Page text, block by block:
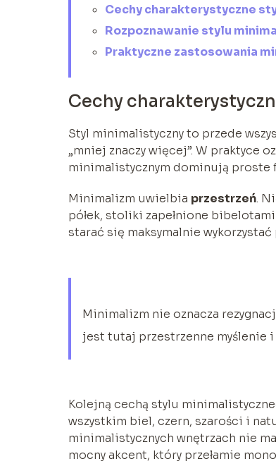
Cechy charakterystyczne
Rozpoznawanie stylu
Praktyczne zastosowania
Cechy
Styl minimalistyczny to przede
„mniej znaczy więcej”. W praktyce
minimalistycznym dominują proste
Minimalizm uwielbia przestrzeń.
półek, stoliki zapełnione
starać się maksymalnie
Minimalizm nie oznacza
jest tutaj przestrzenne myślenie
Kolejną cechą stylu
wszystkim biel, czern, szarości i
minimalistycznych wnętrzach nie
mocny akcent, który przełamie